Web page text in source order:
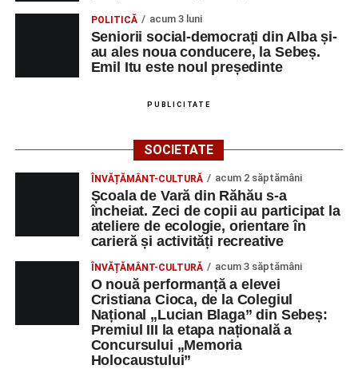
POLITICĂ acum 3 luni
Seniorii social-democrați din Alba și-
au ales noua conducere, la Sebeș.
Emil Itu este noul președinte
PUBLICITATE
SOCIETATE
ÎNVĂȚĂMÂNT-CULTURĂ acum 2 săptămâni
Școala de Vară din Răhău s-a
încheiat. Zeci de copii au participat la
ateliere de ecologie, orientare în
carieră și activități recreative
ÎNVĂȚĂMÂNT-CULTURĂ acum 3 săptămâni
O nouă performanță a elevei
Cristiana Cioca, de la Colegiul
Național „Lucian Blaga” din Sebeș:
Premiul III la etapa națională a
Concursului „Memoria
Holocaustului”